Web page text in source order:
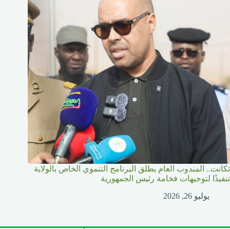
تكانت.. المندوب العام يطلق البرنامج التنموي الخاص بالولاية
تنفيذًا لتوجيهات فخامة رئيس الجمهورية
يوليو 26, 2026